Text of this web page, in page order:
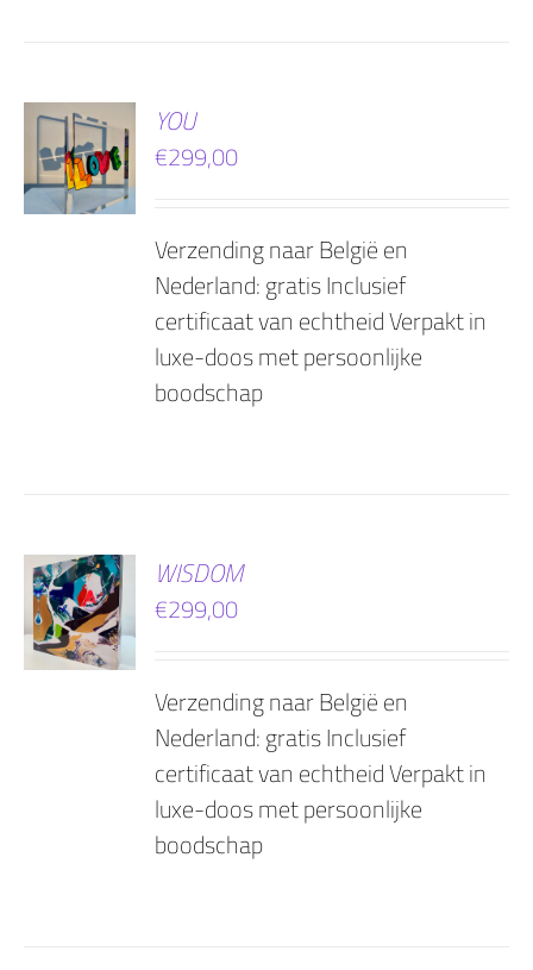
YOU
€299,00
Verzending naar België en
Nederland: gratis Inclusief
certificaat van echtheid Verpakt in
luxe-doos met persoonlijke
boodschap
WISDOM
€299,00
Verzending naar België en
Nederland: gratis Inclusief
certificaat van echtheid Verpakt in
luxe-doos met persoonlijke
boodschap